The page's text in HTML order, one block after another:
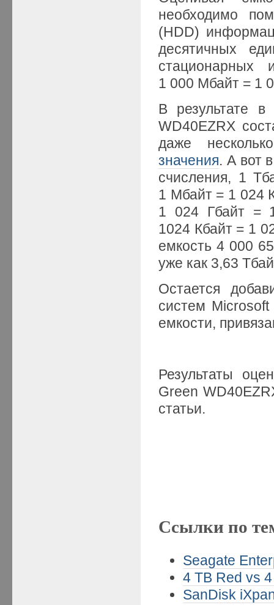
необходимо
(HDD)
десятичных
стационарных
1 000 Мбайт = 1
В результате
WD40EZRX
даже
значения. А вот
счисления, 1
1 Мбайт = 1 024
1 024 Гбайт
1024 Кбайт = 1
емкость 4 000
уже как 3,63
Остается
систем
емкости,
Результаты
Green
статьи.
Ссылки по
Seagate
4 TB Red vs
SanDisk